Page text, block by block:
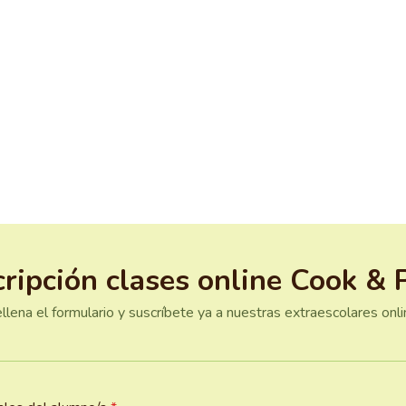
clases online Cook &
el formulario y suscríbete ya a nuestras extraescolares